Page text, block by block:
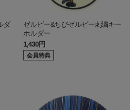
ダ
ゼルビー&ちびゼルビー刺繍キー
ホルダー
1,430円
会員特典